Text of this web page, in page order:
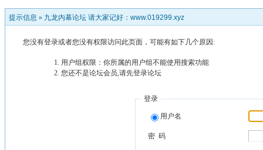
提示信息 » 九龙内幕论坛 请大家记好：www.019299.xyz
您没有登录或者您没有权限访问此页面，可能有如下几个原因:
用户组权限：你所属的用户组不能使用搜索功能
您还不是论坛会员,请先登录论坛
登录
用户名
密 码